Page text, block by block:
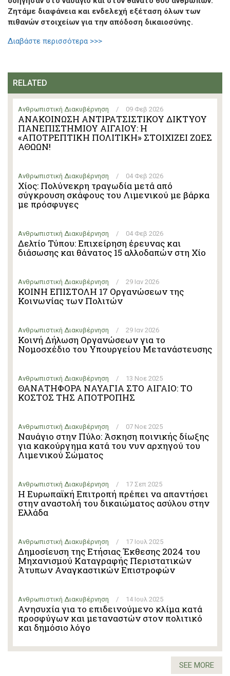
Ζητάμε διαφάνεια και ενδελεχή εξέταση όλων των
πιθανών στοιχείων για την απόδοση δικαιοσύνης.
Διαβάστε περισσότερα >>>
RELATED
Ανθρωπιστική Διακυβέρνηση / 09 Φεβ 2026
ΑΝΑΚΟΙΝΩΣΗ ΑΝΤΙΡΑΤΣΙΣΤΙΚΟΥ ΔΙΚΤΥΟΥ
ΠΑΝΕΠΙΣΤΗΜΙΟΥ ΑΙΓΑΙΟΥ: Η
«ΑΠΟΤΡΕΠΤΙΚΗ ΠΟΛΙΤΙΚΗ» ΣΤΟΙΧΙΖΕΙ ΖΩΕΣ
ΑΘΩΩΝ!
Ανθρωπιστική Διακυβέρνηση / 04 Φεβ 2026
Χίος: Πολύνεκρη τραγωδία μετά από
σύγκρουση σκάφους του Λιμενικού με βάρκα
με πρόσφυγες
Ανθρωπιστική Διακυβέρνηση / 04 Φεβ 2026
Δελτίο Τύπου: Επιχείρηση έρευνας και
διάσωσης και θάνατος 15 αλλοδαπών στη Χίο
Ανθρωπιστική Διακυβέρνηση / 29 Ιαν 2026
ΚΟΙΝΗ ΕΠΙΣΤΟΛΗ 17 Οργανώσεων της
Κοινωνίας των Πολιτών
Ανθρωπιστική Διακυβέρνηση / 29 Ιαν 2026
Κοινή Δήλωση Οργανώσεων για το
Νομοσχέδιο του Υπουργείου Μετανάστευσης
Ανθρωπιστική Διακυβέρνηση / 13 Νοε 2025
ΘΑΝΑΤΗΦΟΡΑ ΝΑΥΑΓΙΑ ΣΤΟ ΑΙΓΑΙΟ: ΤΟ
ΚΟΣΤΟΣ ΤΗΣ ΑΠΟΤΡΟΠΗΣ
Ανθρωπιστική Διακυβέρνηση / 07 Νοε 2025
Ναυάγιο στην Πύλο: Άσκηση ποινικής δίωξης
για κακούργημα κατά του νυν αρχηγού του
Λιμενικού Σώματος
Ανθρωπιστική Διακυβέρνηση / 17 Σεπ 2025
Η Ευρωπαϊκή Επιτροπή πρέπει να απαντήσει
στην αναστολή του δικαιώματος ασύλου στην
Ελλάδα
Ανθρωπιστική Διακυβέρνηση / 17 Ιουλ 2025
Δημοσίευση της Ετήσιας Έκθεσης 2024 του
Μηχανισμού Καταγραφής Περιστατικών
Άτυπων Αναγκαστικών Επιστροφών
Ανθρωπιστική Διακυβέρνηση / 14 Ιουλ 2025
Ανησυχία για το επιδεινούμενο κλίμα κατά
προσφύγων και μεταναστών στον πολιτικό
και δημόσιο λόγo
SEE MORE